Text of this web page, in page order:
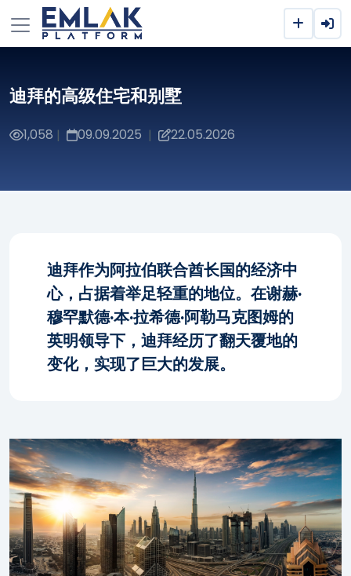
迪拜的高级住宅和别墅
1,058 | 09.09.2025 | 22.05.2026
迪拜作为阿拉伯联合酋长国的经济中
心，占据着举足轻重的地位。在谢赫·
穆罕默德·本·拉希德·阿勒马克图姆的
英明领导下，迪拜经历了翻天覆地的
变化，实现了巨大的发展。